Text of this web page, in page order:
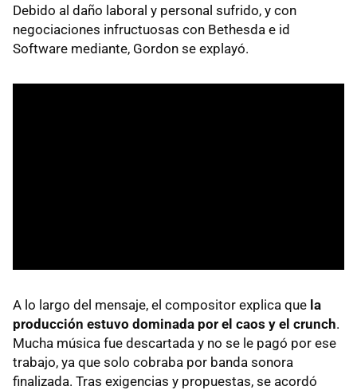
Debido al daño laboral y personal sufrido, y con
negociaciones infructuosas con Bethesda e id
Software mediante, Gordon se explayó.
A lo largo del mensaje, el compositor explica que la
producción estuvo dominada por el caos y el crunch.
Mucha música fue descartada y no se le pagó por ese
trabajo, ya que solo cobraba por banda sonora
finalizada. Tras exigencias y propuestas, se acordó